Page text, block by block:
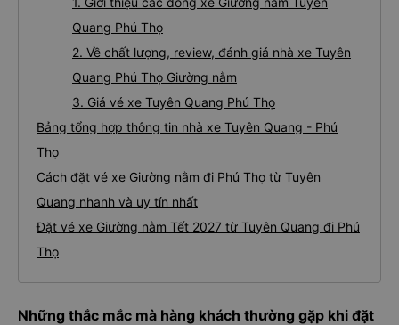
Quang Phú Thọ
2. Về chất lượng, review, đánh giá nhà xe Tuyên
Quang Phú Thọ Giường nằm
3. Giá vé xe Tuyên Quang Phú Thọ
Bảng tổng hợp thông tin nhà xe Tuyên Quang - Phú
Thọ
Cách đặt vé xe Giường nằm đi Phú Thọ từ Tuyên
Quang nhanh và uy tín nhất
Đặt vé xe Giường nằm Tết 2027 từ Tuyên Quang đi Phú
Thọ
Những thắc mắc mà hàng khách thường gặp khi đặt